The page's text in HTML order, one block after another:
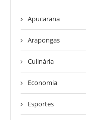
Apucarana
Arapongas
Culinária
Economia
Esportes